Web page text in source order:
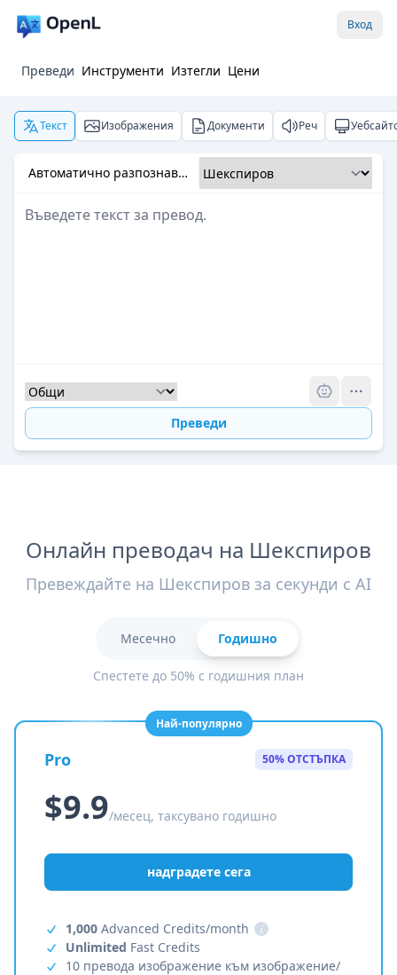
Вход
Преведи Инструменти Изтегли Цени
Текст Изображения Документи Реч
Автоматично разпознаване
Преведи
Онлайн преводач на Шекспиров
Превеждайте на Шекспиров за секунди с AI
Месечно Годишно
Спестете до 50% с годишния план
Най-популярно
Pro 50% ОТСТЪПКА
$9.9/месец, таксувано годишно
надградете сега
1,000 Advanced Credits/month
i
Unlimited Fast Credits
10 превода изображение към изображение/